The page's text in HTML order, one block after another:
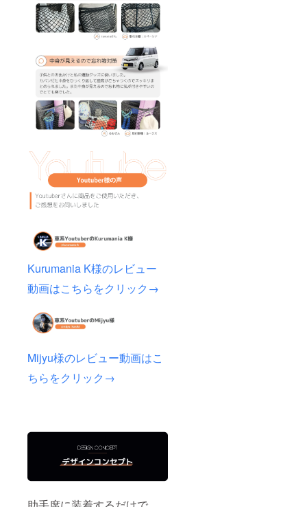
Kurumania K様のレビュー
動画はこちらをクリック→
Mijyu様のレビュー動画はこ
ちらをクリック→